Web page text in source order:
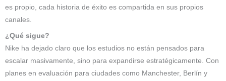
es propio, cada historia de éxito es compartida en sus propios
canales.
¿Qué sigue?
Nike ha dejado claro que los estudios no están pensados para
escalar masivamente, sino para expandirse estratégicamente. Con
planes en evaluación para ciudades como Manchester, Berlín y